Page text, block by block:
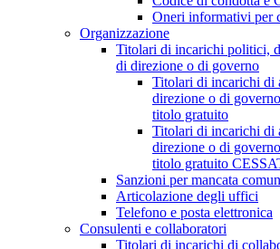
Oneri informativi per
Organizzazione
Titolari di incarichi politici,
di direzione o di governo
Titolari di incarichi di
direzione o di
titolo gratuito
Titolari di incarichi di
direzione o di
titolo gratuito
Sanzioni per mancata
Articolazione degli uffici
Telefono e posta elettronica
Consulenti e collaboratori
Titolari di incarichi di